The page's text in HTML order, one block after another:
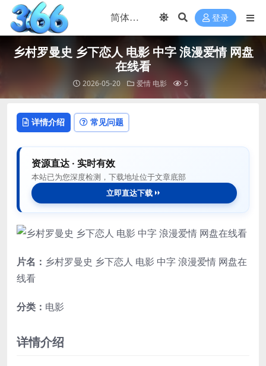
登录
乡村罗曼史 乡下恋人 电影 中字 浪漫爱情 网盘
在线看
2026-05-20 爱情 电影 5
详情介绍 常见问题
资源直达 · 实时有效
本站已为您深度检测，下载地址位于文章底部
立即直达下载
片名： 乡村罗曼史 乡下恋人 电影 中字 浪漫爱情 网盘在
线看
分类： 电影
详情介绍